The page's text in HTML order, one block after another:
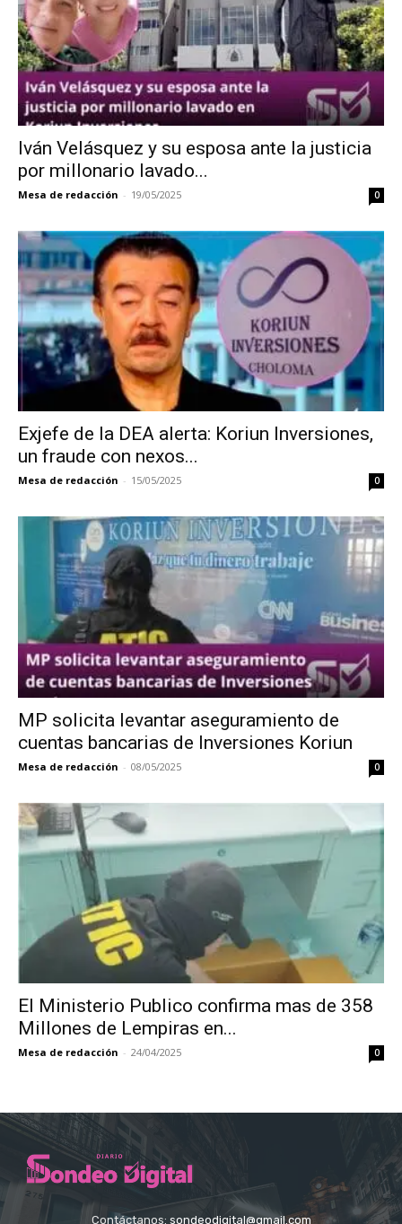
Iván Velásquez y su esposa ante la justicia
por millonario lavado...
Mesa de redacción - 19/05/2025 0
Exjefe de la DEA alerta: Koriun Inversiones,
un fraude con nexos...
Mesa de redacción - 15/05/2025 0
MP solicita levantar aseguramiento de
cuentas bancarias de Inversiones Koriun
Mesa de redacción - 08/05/2025 0
El Ministerio Publico confirma mas de 358
Millones de Lempiras en...
Mesa de redacción - 24/04/2025 0
Contáctanos: sondeodigital@gmail.com